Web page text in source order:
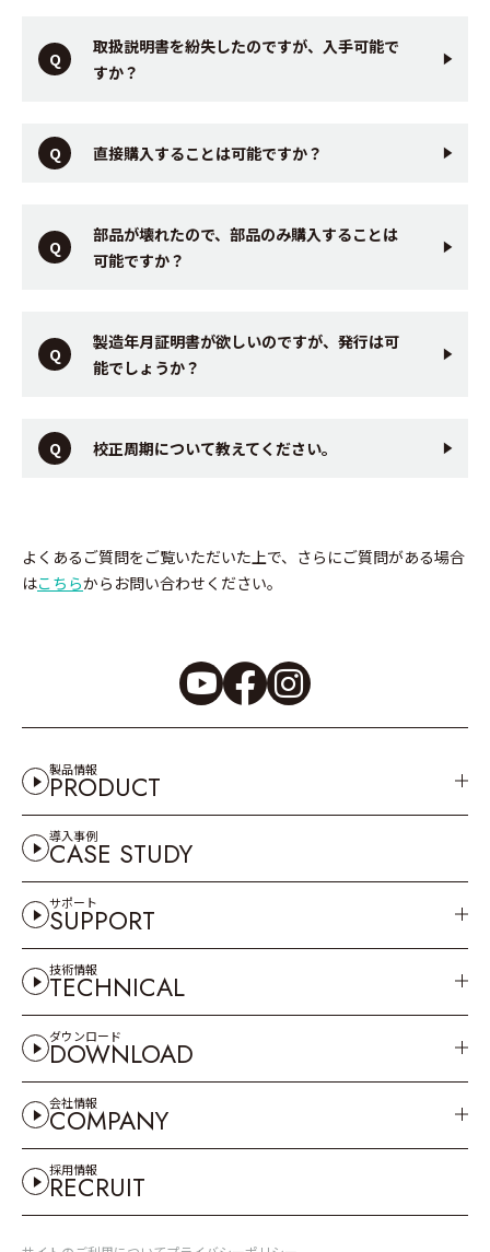
取扱説明書を紛失したのですが、入手可能で
すか？
直接購入することは可能ですか？
部品が壊れたので、部品のみ購入することは
可能ですか？
製造年月証明書が欲しいのですが、発行は可
能でしょうか？
校正周期について教えてください。
よくあるご質問をご覧いただいた上で、さらにご質問がある場合
はこちらからお問い合わせください。
製品情報
PRODUCT
導入事例
CASE STUDY
サポート
SUPPORT
技術情報
TECHNICAL
ダウンロード
DOWNLOAD
会社情報
COMPANY
採用情報
RECRUIT